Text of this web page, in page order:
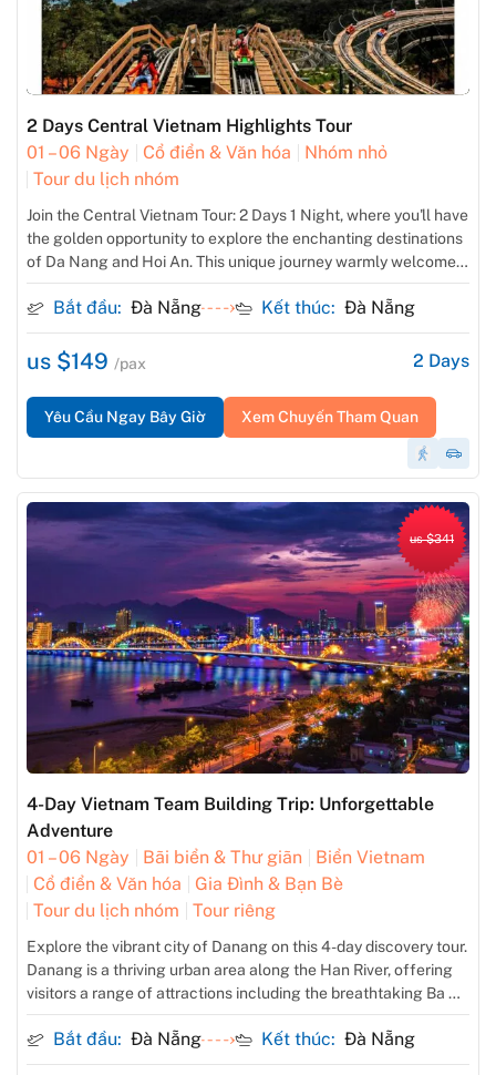
2 Days Central Vietnam Highlights Tour
01 – 06 Ngày
Cổ điển & Văn hóa
Nhóm nhỏ
Tour du lịch nhóm
Join the Central Vietnam Tour: 2 Days 1 Night, where you'll have
the golden opportunity to explore the enchanting destinations
of Da Nang and Hoi An. This unique journey warmly welcomes
our guests to Central Vietnam. In Da Nang, witness the
seamless blend of modern developments with ancient
traditions. Marvel at iconic landmarks and savor delicious local
cuisine. Hoi An, a UNESCO World Heritage Site, will transport
you back in time with its well-preserved old town.
Bắt đầu: Đà Nẵng Kết thúc: Đà Nẵng
us $149 /pax 2 Days
Yêu Cầu Ngay Bây Giờ Xem Chuyến Tham Quan
us $341
4-Day Vietnam Team Building Trip: Unforgettable
Adventure
01 – 06 Ngày
Bãi biển & Thư giãn
Biển Vietnam
Cổ điển & Văn hóa
Gia Đình & Bạn Bè
Tour du lịch nhóm
Tour riêng
Explore the vibrant city of Danang on this 4-day discovery tour.
Danang is a thriving urban area along the Han River, offering
visitors a range of attractions including the breathtaking Ba Na
Hills, the iconic Golden Bridge, the majestic Marble Mountains,
and the scenic Son Tra Peninsula. Immerse yourself in the rich
culture, stunning landscapes, and fascinating history of these
Bắt đầu: Đà Nẵng Kết thúc: Đà Nẵng